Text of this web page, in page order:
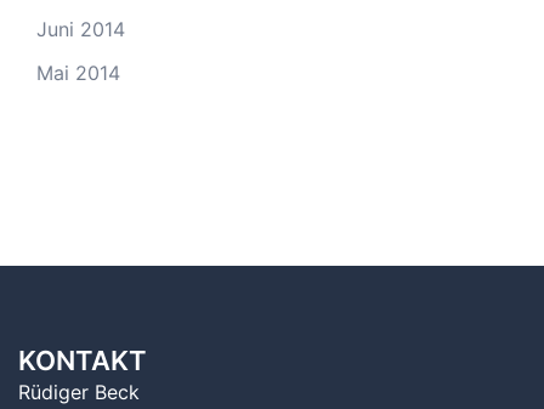
Juni 2014
Mai 2014
KONTAKT
Rüdiger Beck